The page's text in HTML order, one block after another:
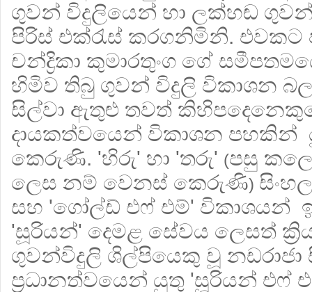
ගුවන් විදුලියෙන් හා ලක්හඬ
පිරිස් එක්රැස් කරගනිමිනි. එවකට
චන්ද්‍රිකා කුමාරතුංග ගේ
හිමිව තිබු ගුවන් විදුලි විකාශන
සිල්වා ඇතුළු තවත්
දායකත්වයෙන් විකාශන පහකින්
කෙරුණි. 'හිරු' හා 'තරු' (පසු
ලෙස නම් වෙනස් කෙරුණි)
සහ 'ගෝල්ඩ් එෆ් එම්' විකාශයන්
'සූරියන්' දෙමළ සේවය ලෙසත්
ගුවන්විදුලි ශිල්පියෙකු වූ නඩරාජා
ප්‍රධානත්වයෙන් යුතු 'සූරියන් එෆ්